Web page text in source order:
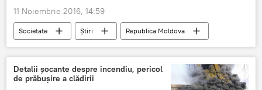
11 Noiembrie 2016, 14:59
Societate Știri
Republica Moldova
Donație
Detalii şocante despre incendiu, pericol
de prăbuşire a clădirii